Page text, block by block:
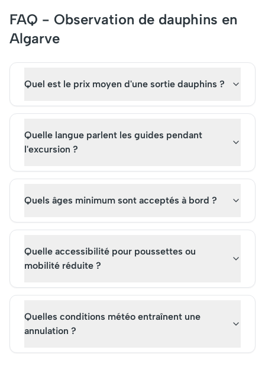
FAQ - Observation de dauphins en
Algarve
Quel est le prix moyen d'une sortie dauphins ?
Quelle langue parlent les guides pendant
l'excursion ?
Quels âges minimum sont acceptés à bord ?
Quelle accessibilité pour poussettes ou
mobilité réduite ?
Quelles conditions météo entraînent une
annulation ?